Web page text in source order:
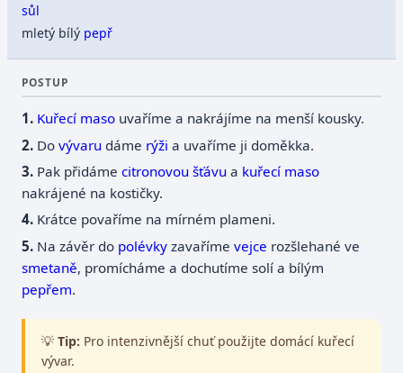
sůl
mletý bílý pepř
POSTUP
Kuřecí maso uvaříme a nakrájíme na menší kousky.
Dovývaru dáme rýži a uvaříme ji doměkka.
Pak přidámecitronovou šťávu a kuřecí maso
nakrájené na kostičky.
Krátce povaříme na mírném plameni.
Na závěr do polévky zavařímevejce rozšlehané ve
smetaně, promícháme a dochutíme solí a bílým
pepřem.
💡 Tip: Pro intenzivnější chuť použijte domácí kuřecí
vývar.